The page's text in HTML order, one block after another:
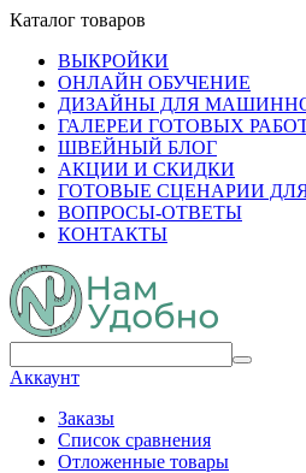
Каталог товаров
ВЫКРОЙКИ
ОНЛАЙН ОБУЧЕНИЕ
ДИЗАЙНЫ ДЛЯ
ГАЛЕРЕИ ГОТОВЫХ
ШВЕЙНЫЙ БЛОГ
АКЦИИ И СКИДКИ
ГОТОВЫЕ СЦЕНАРИИ ДЛЯ
ВОПРОСЫ-ОТВЕТЫ
КОНТАКТЫ
Аккаунт
Заказы
Список сравнения
Отложенные товары